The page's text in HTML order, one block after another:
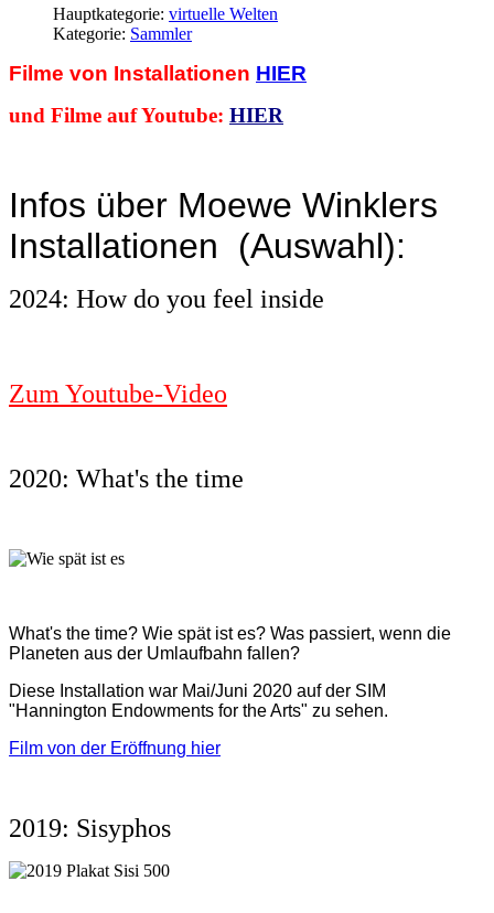
Hauptkategorie: virtuelle Welten
Kategorie: Sammler
Filme von Installationen HIER
und Filme auf Youtube: HIER
Infos über Moewe Winklers
Installationen (Auswahl):
2024: How do you feel inside
Zum Youtube-Video
2020: What's the time
What's the time? Wie spät ist es? Was passiert, wenn die
Planeten aus der Umlaufbahn fallen?
Diese Installation war Mai/Juni 2020 auf der SIM
"Hannington Endowments for the Arts" zu sehen.
Film von der Eröffnung hier
2019: Sisyphos